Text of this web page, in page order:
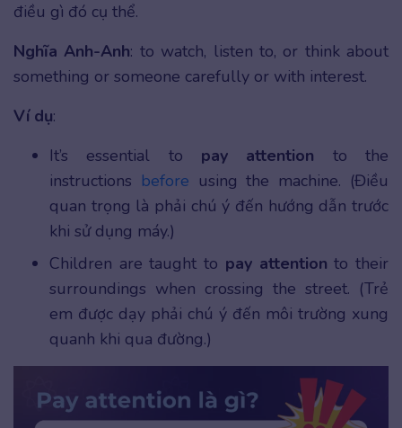
điều gì đó cụ thể.
Nghĩa Anh-Anh: to watch, listen to, or think about
something or someone carefully or with interest.
Ví dụ:
It’s essential to pay attention to the
instructions before using the machine. (Điều
quan trọng là phải chú ý đến hướng dẫn trước
khi sử dụng máy.)
Children are taught to pay attention to their
surroundings when crossing the street. (Trẻ
em được dạy phải chú ý đến môi trường xung
quanh khi qua đường.)